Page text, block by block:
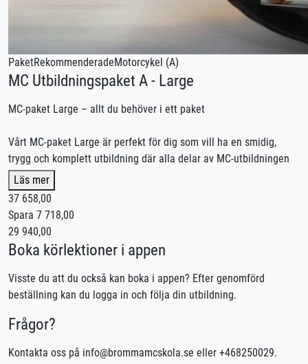
PaketRekommenderadeMotorcykel (A)
MC Utbildningspaket A - Large
MC-paket Large – allt du behöver i ett paket
Vårt MC-paket Large är perfekt för dig som vill ha en smidig,
trygg och komplett utbildning där alla delar av MC-utbildningen
ingår.
Vi hjälper dig hela vägen – från första körpasset till färdig
utbildning. Vi sköter bokningar och planering, och om du önskar
kan utbildningen läggas upp intensivt för dig som vill komma i
mål snabbare. Du väljer tempot – vi anpassar upplägget efter
dina mål och förutsättningar.
🏍️ 16 st manövreringspass á 50 minuter
🏍️ 150 minuter landsvägskörning
Läs mer
37 658,00
Spara 7 718,00
29 940,00
Boka körlektioner i appen
Visste du att du också kan boka i appen? Efter genomförd
beställning kan du logga in och följa din utbildning.
Frågor?
Kontakta oss på info@brommamcskola.se eller +468250029.